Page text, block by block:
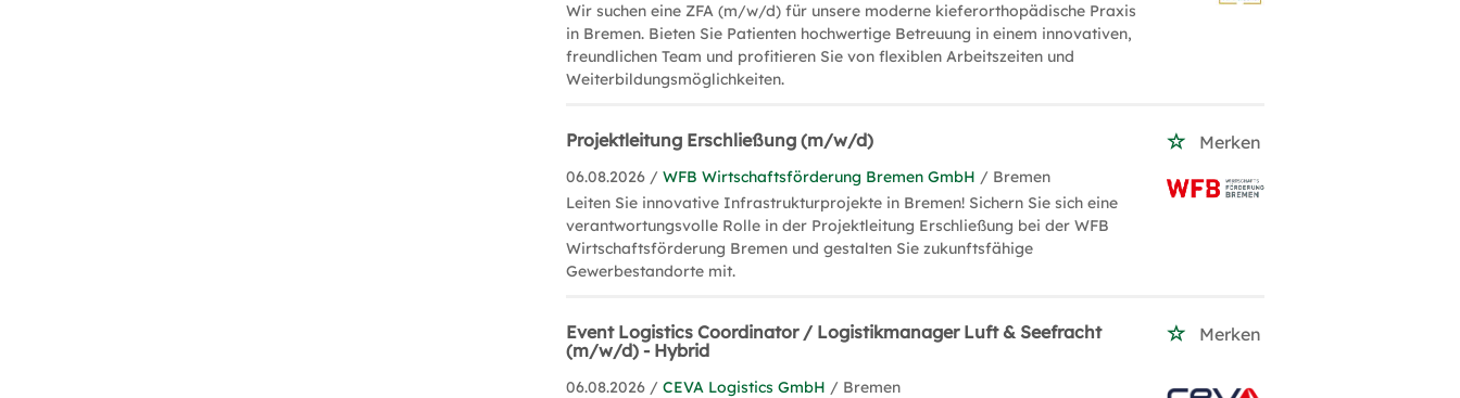
Wir suchen eine ZFA (m/w/d) für unsere moderne kieferorthopädische Praxis
in Bremen. Bieten Sie Patienten hochwertige Betreuung in einem innovativen,
freundlichen Team und profitieren Sie von flexiblen Arbeitszeiten und
Weiterbildungsmöglichkeiten.
Projektleitung Erschließung (m/w/d) Merken
06.08.2026 /WFB Wirtschaftsförderung Bremen GmbH / Bremen
Leiten Sie innovative Infrastrukturprojekte in Bremen! Sichern Sie sich eine
verantwortungsvolle Rolle in der Projektleitung Erschließung bei der WFB
Wirtschaftsförderung Bremen und gestalten Sie zukunftsfähige
Gewerbestandorte mit.
Event Logistics Coordinator / Logistikmanager Luft & Seefracht
(m/w/d) - Hybrid
Merken
06.08.2026 /CEVA Logistics GmbH / Bremen